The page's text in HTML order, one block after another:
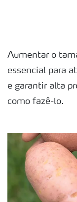
Aumentar o
essencial para
e garantir alta
como fazê-lo.